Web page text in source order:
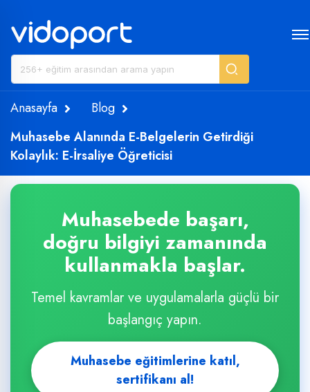
Anasayfa
Blog
Muhasebe Alanında E-Belgelerin Getirdiği
Kolaylık: E-İrsaliye Öğreticisi
Muhasebede başarı,
doğru bilgiyi zamanında
kullanmakla başlar.
Temel kavramlar ve uygulamalarla güçlü bir
başlangıç yapın.
Muhasebe eğitimlerine katıl,
sertifikanı al!